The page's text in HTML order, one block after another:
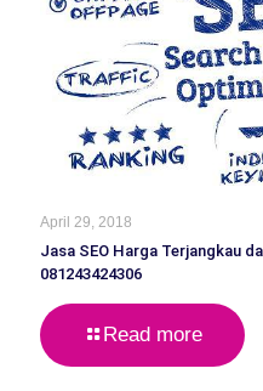
April 29, 2018
Jasa SEO Harga Terjangkau
081243424306
Read more